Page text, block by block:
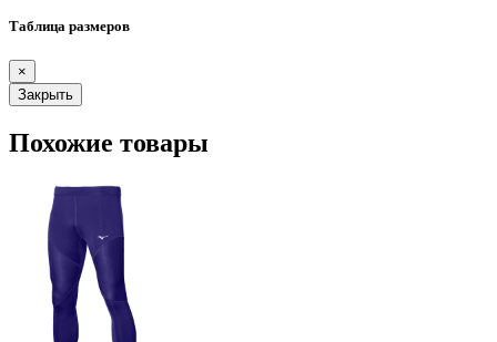
Таблица размеров
×
Закрыть
Похожие товары